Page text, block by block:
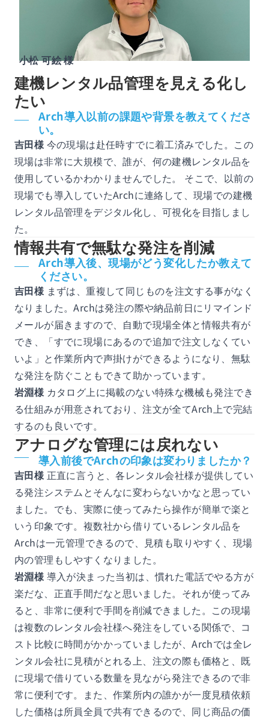
小松 可絵 様
建機レンタル品管理を見える化し
たい
Arch導入以前の課題や背景を教えてくださ
い。
吉田様今の現場は赴任時すでに着工済みでした。この
現場は非常に大規模で、誰が、何の建機レンタル品を
使用しているかわかりませんでした。 そこで、以前の
現場でも導入していたArchに連絡して、現場での建機
レンタル品管理をデジタル化し、可視化を目指しまし
た。
情報共有で無駄な発注を削減
Arch導入後、現場がどう変化したか教えて
ください。
吉田様まずは、重複して同じものを注文する事がなく
なりました。Archは発注の際や納品前日にリマインド
メールが届きますので、自動で現場全体と情報共有が
でき、「すでに現場にあるので追加で注文しなくてい
いよ」と作業所内で声掛けができるようになり、無駄
な発注を防ぐこともできて助かっています。
岩淵様カタログ上に掲載のない特殊な機械も発注でき
る仕組みが用意されており、注文が全てArch上で完結
するのも良いです。
アナログな管理には戻れない
導入前後でArchの印象は変わりましたか？
吉田様正直に言うと、各レンタル会社様が提供してい
る発注システムとそんなに変わらないかなと思ってい
ました。でも、実際に使ってみたら操作が簡単で楽と
いう印象です。複数社から借りているレンタル品を
Archは一元管理できるので、見積も取りやすく、現場
内の管理もしやすくなりました。
岩淵様導入が決まった当初は、慣れた電話でやる方が
楽だな、正直手間だなと思いました。それが使ってみ
ると、非常に便利で手間を削減できました。この現場
は複数のレンタル会社様へ発注をしている関係で、コ
スト比較に時間がかかっていましたが、Archでは全レ
ンタル会社に見積がとれる上、注文の際も価格と、既
に現場で借りている数量を見ながら発注できるので非
常に便利です。また、作業所内の誰かが一度見積依頼
した価格は所員全員で共有できるので、同じ商品の価